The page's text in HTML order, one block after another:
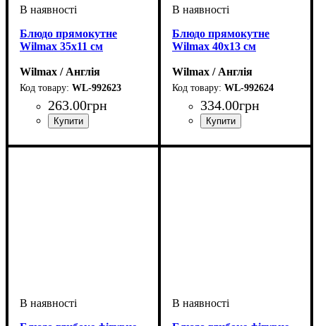
Блюдо прямокутне
Wilmax 35х11 см
Wilmax / Англія
WL-992623
263.00грн
Блюдо прямокутне
Wilmax 40х13 см
Wilmax / Англія
WL-992624
334.00грн